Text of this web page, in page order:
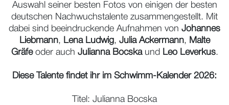
Auswahl seiner besten Fotos von einigen der besten
deutschen Nachwuchstalente zusammengestellt. Mit
dabei sind beeindruckende Aufnahmen von Johannes
Liebmann, Lena Ludwig, Julia Ackermann, Malte
Gräfeoder auch Julianna Bocska und Leo Leverkus.
Diese Talente findet ihr im Schwimm-Kalender 2026:
Titel: Julianna Bocska